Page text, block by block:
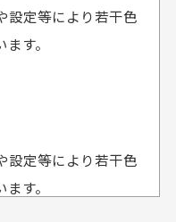
ります
しかったスカートが購
送してもらえます
当日発送させて頂いて
設定等により若干色
す。
設定等により若干色
す。